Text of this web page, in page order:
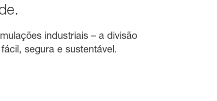
industriais – a divisão
segura e sustentável.